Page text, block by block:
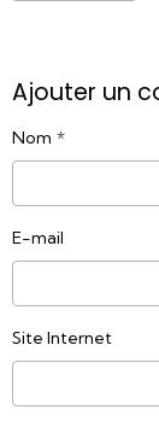
Ajouter un
Nom
E-mail
Site Internet